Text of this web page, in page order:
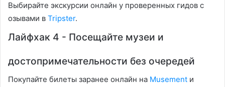
Выбирайте экскурсии онлайн у проверенных гидов с
озывами в Tripster.
Лайфхак 4 - Посещайте музеи и
достопримечательности без очередей
Покупайте билеты заранее онлайн на Musement и